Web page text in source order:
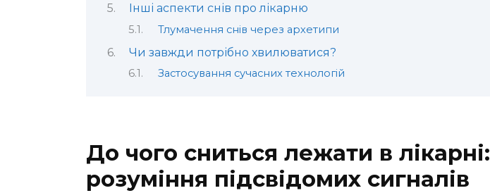
Інші аспекти снів про лікарню
Тлумачення снів через архетипи
Чи завжди потрібно хвилюватися?
Застосування сучасних технологій
До чого сниться лежати в лікарні:
розуміння підсвідомих сигналів